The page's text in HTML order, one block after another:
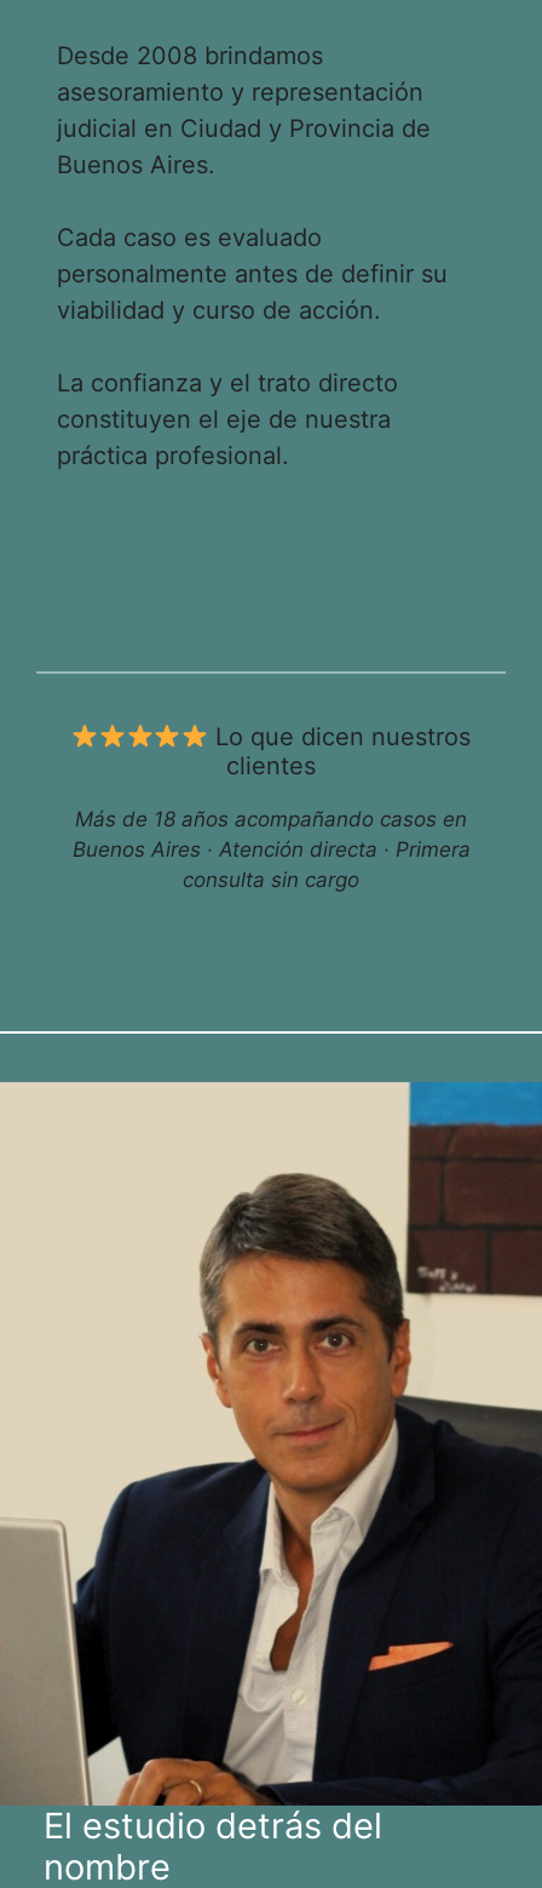
Desde 2008 brindamos
asesoramiento y representación
judicial en Ciudad y Provincia de
Buenos Aires.
Cada caso es evaluado
personalmente antes de definir su
viabilidad y curso de acción.
La confianza y el trato directo
constituyen el eje de nuestra
práctica profesional.
Lo que dicen nuestros
clientes
Más de 18 años acompañando casos en
Buenos Aires · Atención directa · Primera
consulta sin cargo
El estudio detrás del
nombre